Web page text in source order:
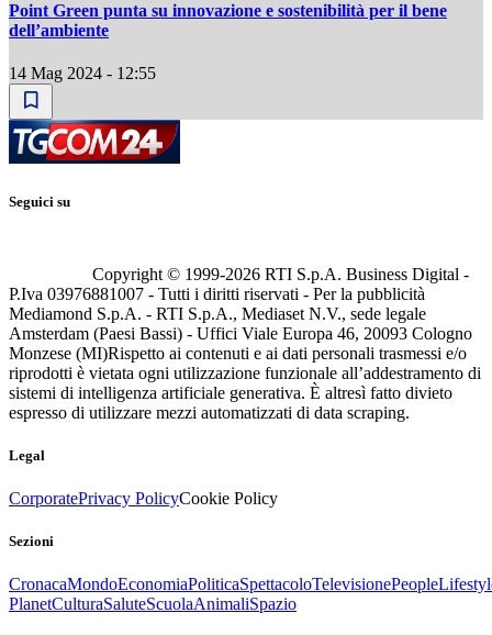
Point Green punta su innovazione e sostenibilità per il bene
dell’ambiente
14 Mag 2024 - 12:55
Seguici su
Copyright © 1999-2026 RTI S.p.A. Business Digital -
P.Iva 03976881007 - Tutti i diritti riservati - Per la pubblicità
Mediamond S.p.A. - RTI S.p.A., Mediaset N.V., sede legale
Amsterdam (Paesi Bassi) - Uffici Viale Europa 46, 20093 Cologno
Monzese (MI)Rispetto ai contenuti e ai dati personali trasmessi e/o
riprodotti è vietata ogni utilizzazione funzionale all’addestramento di
sistemi di intelligenza artificiale generativa. È altresì fatto divieto
espresso di utilizzare mezzi automatizzati di data scraping.
Legal
CorporatePrivacy PolicyCookie Policy
Sezioni
CronacaMondoEconomiaPoliticaSpettacoloTelevisionePeople
PlanetCulturaSaluteScuolaAnimaliSpazio